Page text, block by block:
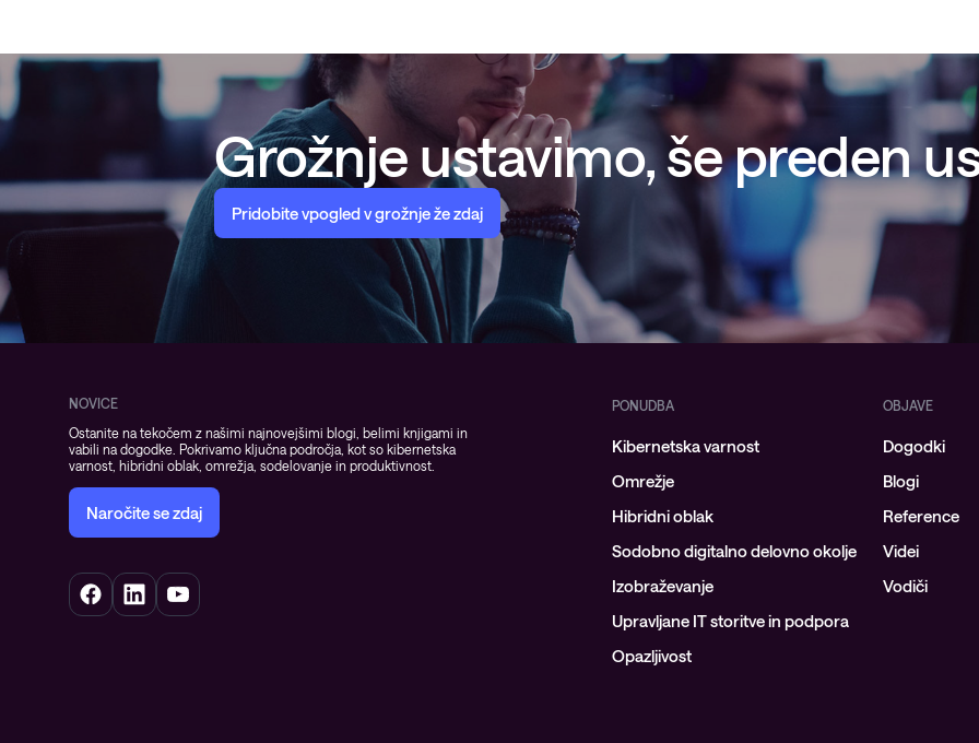
Grožnje ustavimo, še preden
Pridobite vpogled v grožnje že zdaj
NOVICE
Ostanite na tekočem z našimi najnovejšimi blogi, belimi knjigami in
vabili na dogodke. Pokrivamo ključna področja, kot so kibernetska
varnost, hibridni oblak, omrežja, sodelovanje in produktivnost.
Naročite se zdaj
PONUDBA
Kibernetska varnost
Omrežje
Hibridni oblak
Sodobno digitalno delovno okolje
Izobraževanje
Upravljane IT storitve in podpora
Opazljivost
OBJAVE
Dogodki
Blogi
Reference
Videi
Vodiči